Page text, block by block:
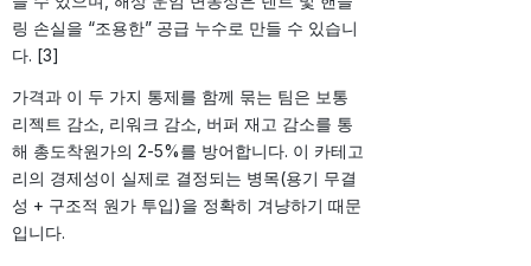
링 손실을 “조용한” 공급 누수로 만들 수 있습니
다. [3]
가격과 이 두 가지 통제를 함께 묶는 팀은 보통
리젝트 감소, 리워크 감소, 버퍼 재고 감소를 통
해 총도착원가의 2-5%를 방어합니다. 이 카테고
리의 경제성이 실제로 결정되는 병목(용기 무결
성 + 구조적 원가 투입)을 정확히 겨냥하기 때문
입니다.